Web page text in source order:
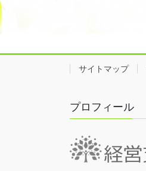
サイトマップ
プロフィール